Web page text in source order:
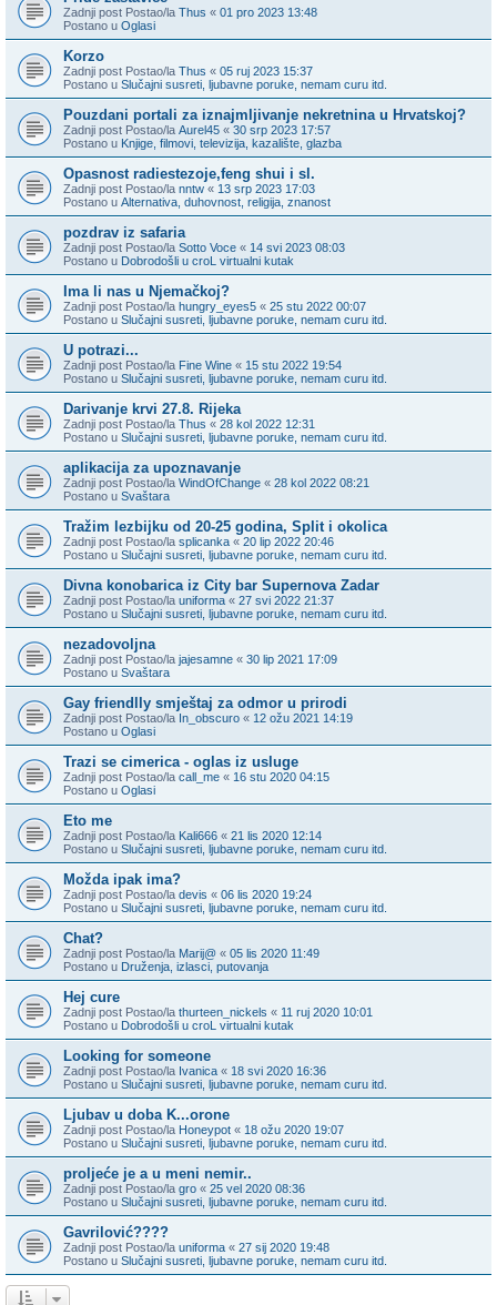
Zadnji post Postao/la Thus « 01 pro 2023 13:48
Postano u Oglasi
Korzo
Zadnji post Postao/la Thus « 05 ruj 2023 15:37
Postano u Slučajni susreti, ljubavne poruke, nemam curu itd.
Pouzdani portali za iznajmljivanje nekretnina u Hrvatskoj?
Zadnji post Postao/la Aurel45 « 30 srp 2023 17:57
Postano u Knjige, filmovi, televizija, kazalište, glazba
Opasnost radiestezoje,feng shui i sl.
Zadnji post Postao/la nntw « 13 srp 2023 17:03
Postano u Alternativa, duhovnost, religija, znanost
pozdrav iz safaria
Zadnji post Postao/la Sotto Voce « 14 svi 2023 08:03
Postano u Dobrodošli u croL virtualni kutak
Ima li nas u Njemačkoj?
Zadnji post Postao/la hungry_eyes5 « 25 stu 2022 00:07
Postano u Slučajni susreti, ljubavne poruke, nemam curu itd.
U potrazi...
Zadnji post Postao/la Fine Wine « 15 stu 2022 19:54
Postano u Slučajni susreti, ljubavne poruke, nemam curu itd.
Darivanje krvi 27.8. Rijeka
Zadnji post Postao/la Thus « 28 kol 2022 12:31
Postano u Slučajni susreti, ljubavne poruke, nemam curu itd.
aplikacija za upoznavanje
Zadnji post Postao/la WindOfChange « 28 kol 2022 08:21
Postano u Svaštara
Tražim lezbijku od 20-25 godina, Split i okolica
Zadnji post Postao/la splicanka « 20 lip 2022 20:46
Postano u Slučajni susreti, ljubavne poruke, nemam curu itd.
Divna konobarica iz City bar Supernova Zadar
Zadnji post Postao/la uniforma « 27 svi 2022 21:37
Postano u Slučajni susreti, ljubavne poruke, nemam curu itd.
nezadovoljna
Zadnji post Postao/la jajesamne « 30 lip 2021 17:09
Postano u Svaštara
Gay friendlly smještaj za odmor u prirodi
Zadnji post Postao/la In_obscuro « 12 ožu 2021 14:19
Postano u Oglasi
Trazi se cimerica - oglas iz usluge
Zadnji post Postao/la call_me « 16 stu 2020 04:15
Postano u Oglasi
Eto me
Zadnji post Postao/la Kali666 « 21 lis 2020 12:14
Postano u Slučajni susreti, ljubavne poruke, nemam curu itd.
Možda ipak ima?
Zadnji post Postao/la devis « 06 lis 2020 19:24
Postano u Slučajni susreti, ljubavne poruke, nemam curu itd.
Chat?
Zadnji post Postao/la Marij@ « 05 lis 2020 11:49
Postano u Druženja, izlasci, putovanja
Hej cure
Zadnji post Postao/la thurteen_nickels « 11 ruj 2020 10:01
Postano u Dobrodošli u croL virtualni kutak
Looking for someone
Zadnji post Postao/la Ivanica « 18 svi 2020 16:36
Postano u Slučajni susreti, ljubavne poruke, nemam curu itd.
Ljubav u doba K...orone
Zadnji post Postao/la Honeypot « 18 ožu 2020 19:07
Postano u Slučajni susreti, ljubavne poruke, nemam curu itd.
proljeće je a u meni nemir..
Zadnji post Postao/la gro « 25 vel 2020 08:36
Postano u Slučajni susreti, ljubavne poruke, nemam curu itd.
Gavrilović????
Zadnji post Postao/la uniforma « 27 sij 2020 19:48
Postano u Slučajni susreti, ljubavne poruke, nemam curu itd.